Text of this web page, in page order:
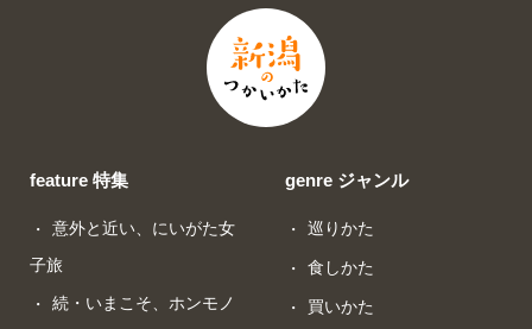
feature 特集
意外と近い、にいがた女
子旅
続・いまこそ、ホンモノ
genre ジャンル
巡りかた
食しかた
買いかた